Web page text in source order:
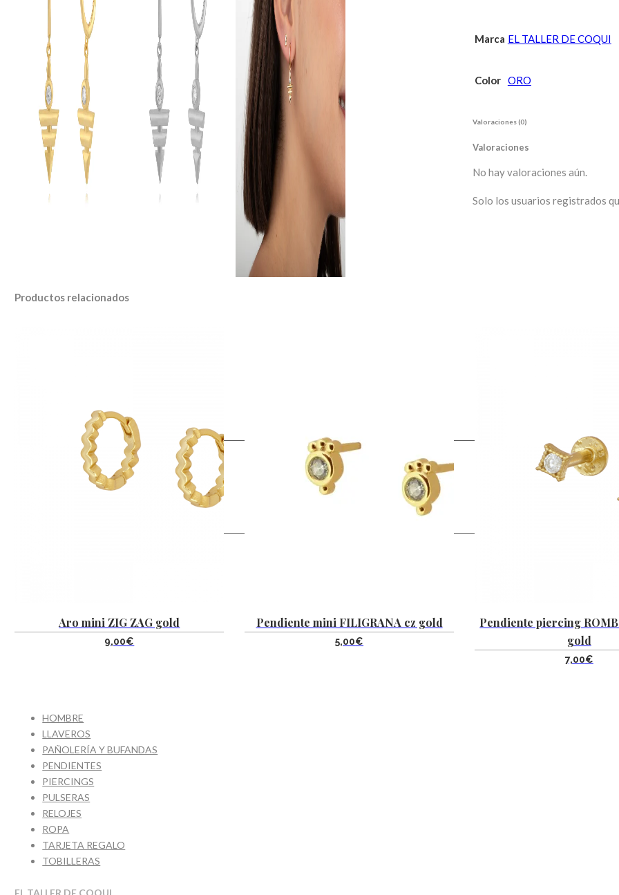
Marca EL TALLER DE COQUI
Color ORO
Valoraciones (0)
Valoraciones
No hay valoraciones aún.
Solo los usuarios registrados
Productos relacionados
Aro mini ZIG ZAG gold
9,00€
Pendiente mini FILIGRANA cz gold
5,00€
Pendiente piercing
gold
7,00€
HOMBRE
LLAVEROS
PAÑOLERÍA Y BUFANDAS
PENDIENTES
PIERCINGS
PULSERAS
RELOJES
ROPA
TARJETA REGALO
TOBILLERAS
EL TALLER DE COQUI